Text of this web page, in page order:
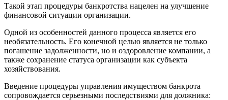
Такой этап процедуры банкротства нацелен на улучшение
финансовой ситуации организации.
Одной из особенностей данного процесса является его
необязательность. Его конечной целью является не только
погашение задолженности, но и оздоровление компании, а
также сохранение статуса организации как субъекта
хозяйствования.
Введение процедуры управления имуществом банкрота
сопровождается серьезными последствиями для должника: